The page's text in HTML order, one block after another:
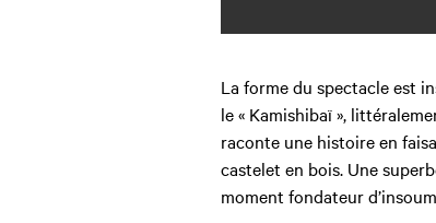
La forme du spectacle est
le « Kamishibaï »,
raconte une histoire en
castelet en bois. Une
moment fondateur